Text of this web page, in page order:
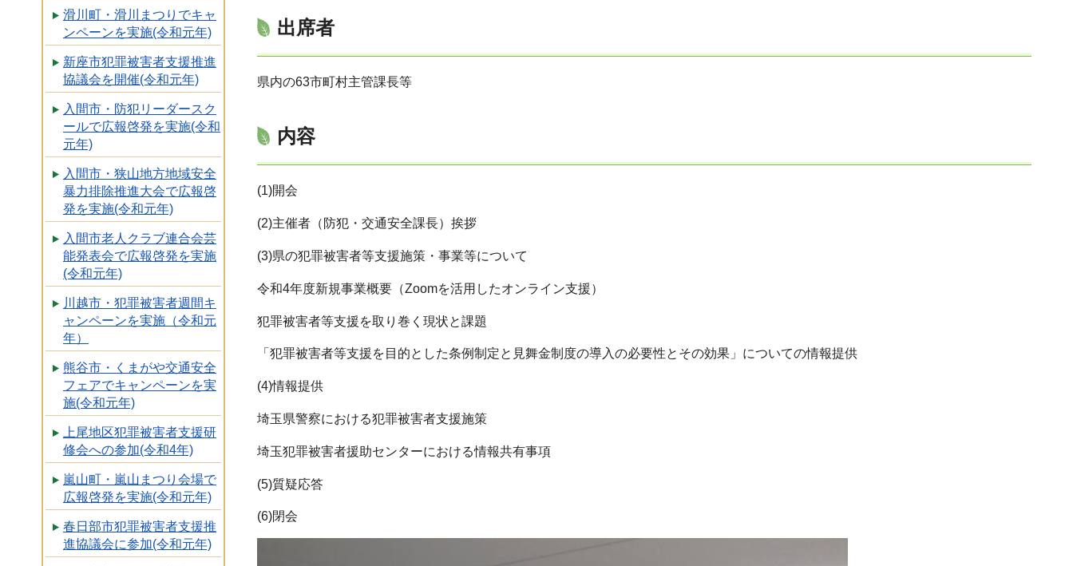
滑川町・滑川まつりでキャ
ンペーンを実施(令和元年)
新座市犯罪被害者支援推進
協議会を開催(令和元年)
入間市・防犯リーダースク
ールで広報啓発を実施(令和
元年)
入間市・狭山地方地域安全
暴力排除推進大会で広報啓
発を実施(令和元年)
入間市老人クラブ連合会芸
能発表会で広報啓発を実施
(令和元年)
川越市・犯罪被害者週間キ
ャンペーンを実施（令和元
年）
熊谷市・くまがや交通安全
フェアでキャンペーンを実
施(令和元年)
上尾地区犯罪被害者支援研
修会への参加(令和4年)
嵐山町・嵐山まつり会場で
広報啓発を実施(令和元年)
春日部市犯罪被害者支援推
進協議会に参加(令和元年)
出席者
県内の63市町村主管課長等
内容
(1)開会
(2)主催者（防犯・交通安全課長）挨拶
(3)県の犯罪被害者等支援施策・事業等について
令和4年度新規事業概要（Zoomを活用したオンライン支援）
犯罪被害者等支援を取り巻く現状と課題
「犯罪被害者等支援を目的とした条例制定と見舞金制度の導入の必要性とその効果」についての情報提供
(4)情報提供
埼玉県警察における犯罪被害者支援施策
埼玉犯罪被害者援助センターにおける情報共有事項
(5)質疑応答
(6)閉会